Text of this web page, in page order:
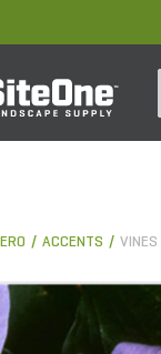
ACCENTS VINES